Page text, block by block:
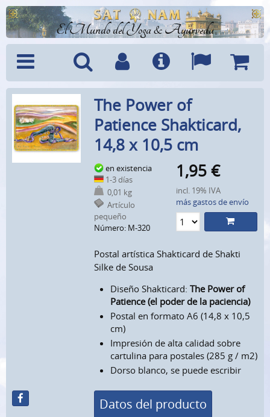
El Mundo del Yoga & Ayurveda
Menú Búsquedad
CuentaInfo Idiomas
The Power of
Patience Shakticard,
14,8 x 10,5 cm
en existencia
1-3 días
0,01 kg
Artículo
pequeño
Número: M-320
1,95 €
incl. 19% IVA
más gastos de envío
Postal artística Shakticard de Shakti
Silke de Sousa
Diseño Shakticard:The Power of
Patience (el poder de la paciencia)
Postal en formato A6 (14,8 x 10,5
cm)
Impresión de alta calidad sobre
cartulina para postales (285 g / m2)
Dorso blanco, se puede escribir
Datos del producto